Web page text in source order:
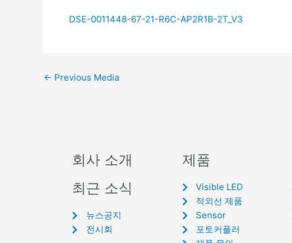
DSE-0011448-67-21-R6C-AP2R1B-2T_V3
← Previous Media
회사 소개
최근 소식
뉴스공지
전시회
제품
Visible LED
적외선 제품
Sensor
포토커플러